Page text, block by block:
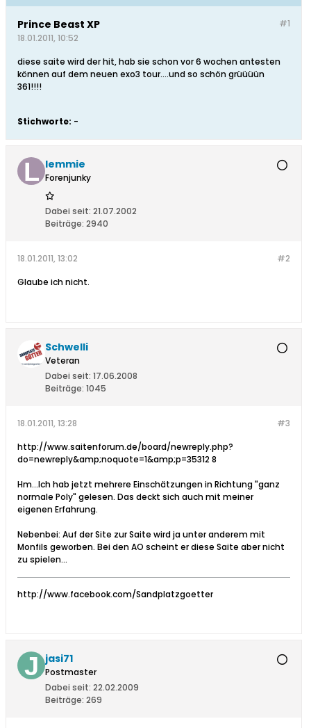
#1
Prince Beast XP
18.01.2011, 10:52
diese saite wird der hit, hab sie schon vor 6 wochen antesten
können auf dem neuen exo3 tour....und so schön grüüüün
361!!!!
Stichworte: -
lemmie
Forenjunky
Dabei seit: 21.07.2002
Beiträge: 2940
#2
18.01.2011, 13:02
Glaube ich nicht.
Schwelli
Veteran
Dabei seit: 17.06.2008
Beiträge: 1045
#3
18.01.2011, 13:28
http://www.saitenforum.de/board/newreply.php?
do=newreply&amp;noquote=1&amp;p=35312 8
Hm...Ich hab jetzt mehrere Einschätzungen in Richtung "ganz
normale Poly" gelesen. Das deckt sich auch mit meiner
eigenen Erfahrung.
Nebenbei: Auf der Site zur Saite wird ja unter anderem mit
Monfils geworben. Bei den AO scheint er diese Saite aber nicht
zu spielen...
http://www.facebook.com/Sandplatzgoetter
jasi71
Postmaster
Dabei seit: 22.02.2009
Beiträge: 269